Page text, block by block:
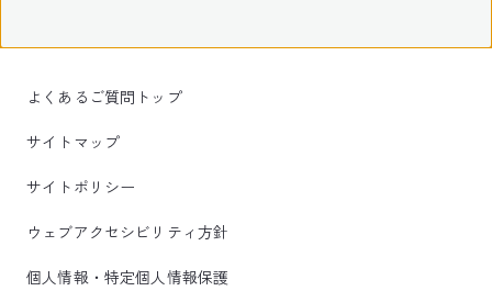
よくあるご質問トップ
サイトマップ
サイトポリシー
ウェブアクセシビリティ方針
個人情報・特定個人情報保護